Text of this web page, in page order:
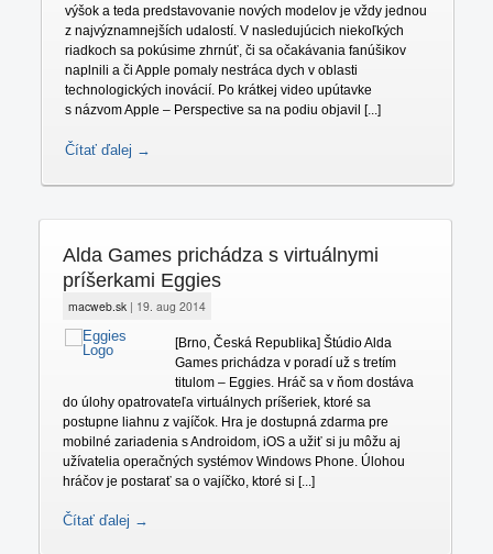
výšok a teda predstavovanie nových modelov je vždy jednou
z najvýznamnejších udalostí. V nasledujúcich niekoľkých
riadkoch sa pokúsime zhrnúť, či sa očakávania fanúšikov
naplnili a či Apple pomaly nestráca dych v oblasti
technologických inovácií. Po krátkej video upútavke
s názvom Apple – Perspective sa na podiu objavil [...]
Čítať ďalej →
Alda Games prichádza s virtuálnymi
príšerkami Eggies
macweb.sk| 19. aug 2014
[Brno, Česká Republika] Štúdio Alda
Games prichádza v poradí už s tretím
titulom – Eggies. Hráč sa v ňom dostáva
do úlohy opatrovateľa virtuálnych príšeriek, ktoré sa
postupne liahnu z vajíčok. Hra je dostupná zdarma pre
mobilné zariadenia s Androidom, iOS a užiť si ju môžu aj
užívatelia operačných systémov Windows Phone. Úlohou
hráčov je postarať sa o vajíčko, ktoré si [...]
Čítať ďalej →